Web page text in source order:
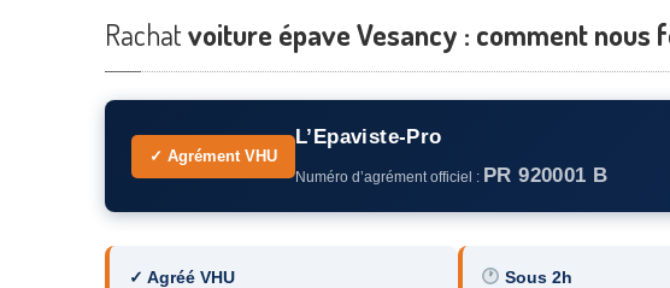
Rachatvoiture épave Vesancy : comment nous
✓ Agrément VHU
L’Epaviste-Pro
Numéro d’agrément officiel : PR 920001 B
✓ Agréé VHU Sous 2h